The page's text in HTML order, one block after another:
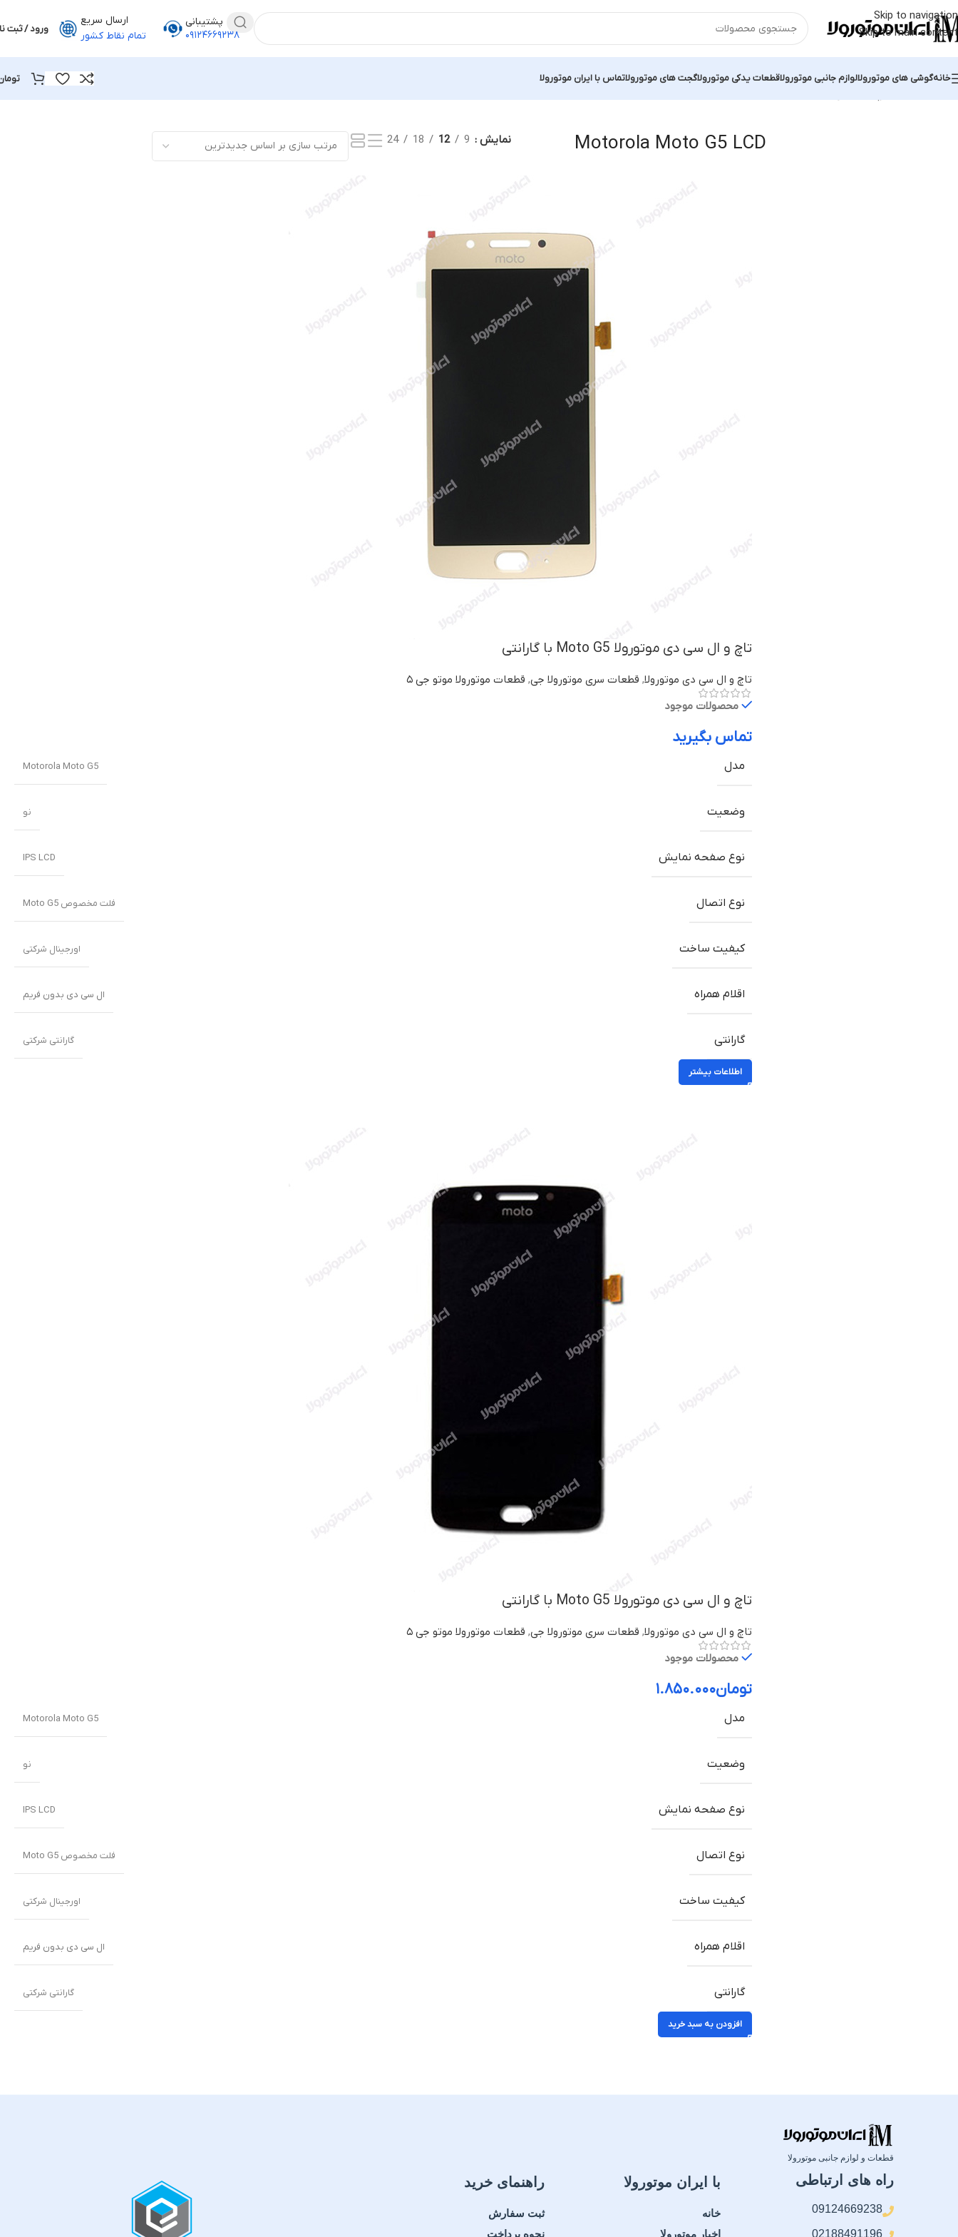
Skip to navigation
Skip to main content
پشتیبانی
۰۹۱۲۴۶۶۹۲۳۸
ارسال سریع
تمام نقاط کشور
ورود / ثبت
خانهگوشی های موتورولالوازم جانبی موتورولاقطعات یدکی موتورولاگجت های موتورولاتماس با ایران موتورولا
Motorola Moto G5 LCD نمایش 9
12
18
24
تاچ و ال سی دی موتورولا Moto G5 با گارانتی
تاچ و ال سی دی موتورولا, قطعات سری موتورولا جی, قطعات موتورولا موتو جی ۵
محصولات موجود
تماس بگیرید
مدل Motorola Moto G5
وضعیت نو
نوع صفحه نمایش IPS LCD
نوع اتصال فلت مخصوص Moto G5
کیفیت ساخت اورجینال شرکتی
اقلام همراه ال سی دی بدون فریم
گارانتی گارانتی شرکتی
اطلاعات بیشتر
تاچ و ال سی دی موتورولا Moto G5 با گارانتی
تاچ و ال سی دی موتورولا, قطعات سری موتورولا جی, قطعات موتورولا موتو جی ۵
محصولات موجود
تومان۱.۸۵۰.۰۰۰
مدل Motorola Moto G5
وضعیت نو
نوع صفحه نمایش IPS LCD
نوع اتصال فلت مخصوص Moto G5
کیفیت ساخت اورجینال شرکتی
اقلام همراه ال سی دی بدون فریم
گارانتی گارانتی شرکتی
افزودن به سبد خرید
قطعات و لوازم جانبی موتورولا
راه های ارتباطی
09124669238
02188491196
با ایران موتورولا
خانه
اخبار موتورولا
راهنمای خرید
ثبت سفارش
نحوه پرداخت